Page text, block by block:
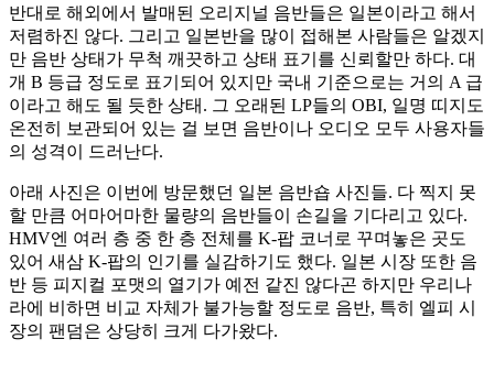
반대로 해외에서 발매된 오리지널 음반들은 일본이라고 해서
저렴하진 않다. 그리고 일본반을 많이 접해본 사람들은 알겠지
만 음반 상태가 무척 깨끗하고 상태 표기를 신뢰할만 하다. 대
개 B 등급 정도로 표기되어 있지만 국내 기준으로는 거의 A 급
이라고 해도 될 듯한 상태. 그 오래된 LP들의 OBI, 일명 띠지도
온전히 보관되어 있는 걸 보면 음반이나 오디오 모두 사용자들
의 성격이 드러난다.
아래 사진은 이번에 방문했던 일본 음반숍 사진들. 다 찍지 못
할 만큼 어마어마한 물량의 음반들이 손길을 기다리고 있다.
HMV엔 여러 층 중 한 층 전체를 K-팝 코너로 꾸며놓은 곳도
있어 새삼 K-팝의 인기를 실감하기도 했다. 일본 시장 또한 음
반 등 피지컬 포맷의 열기가 예전 같진 않다곤 하지만 우리나
라에 비하면 비교 자체가 불가능할 정도로 음반, 특히 엘피 시
장의 팬덤은 상당히 크게 다가왔다.